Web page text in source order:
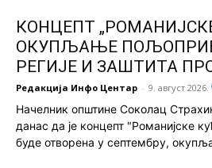
КОНЦЕПТ
ОКУПЉАЊЕ
РЕГИЈЕ И ЗАШТИТА
Редакција Инфо Центар - 9. август 2026.
Начелник општине Соколац
данас да је концепт "Романијске
буде отворена у септембру,